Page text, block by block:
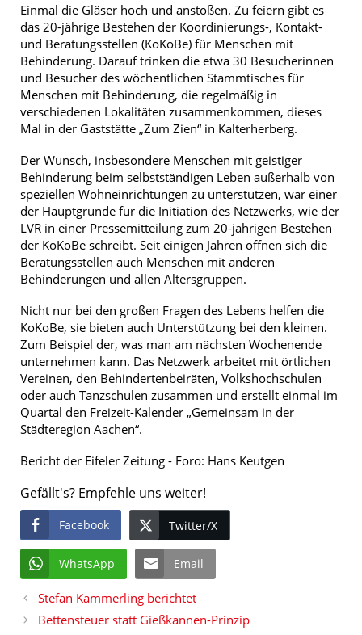
Einmal die Gläser hoch und anstoßen. Zu feiern gibt es
das 20-jährige Bestehen der Koordinierungs-, Kontakt-
und Beratungsstellen (KoKoBe) für Menschen mit
Behinderung. Darauf trinken die etwa 30 Besucherinnen
und Besucher des wöchentlichen Stammtisches für
Menschen mit Behinderung, die regelmäßig in
verschiedenen Lokalitäten zusammenkommen, dieses
Mal in der Gaststätte „Zum Zien“ in Kalterherberg.
Der Wunsch, insbesondere Menschen mit geistiger
Behinderung beim selbstständigen Leben außerhalb von
speziellen Wohneinrichtungen zu unterstützen, war einer
der Hauptgründe für die Initiation des Netzwerks, wie der
LVR in einer Pressemitteilung zum 20-jährigen Bestehen
der KoKoBe schreibt. Seit einigen Jahren öffnen sich die
Beratungsstellen auch Menschen mit anderen
Behinderungen und allen Altersgruppen.
Nicht nur bei den großen Fragen des Lebens helfen die
KoKoBe, sie bieten auch Unterstützung bei den kleinen.
Zum Beispiel der, was man am nächsten Wochenende
unternehmen kann. Das Netzwerk arbeitet mit örtlichen
Vereinen, den Behindertenbeiräten, Volkshochschulen
oder auch Tanzschulen zusammen und erstellt einmal im
Quartal den Freizeit-Kalender „Gemeinsam in der
Städteregion Aachen“.
Bericht der Eifeler Zeitung - Foro: Hans Keutgen
Gefällt's? Empfehle uns weiter!
Facebook Twitter/X
WhatsApp Email
Stefan Kämmerling berichtet
Bettensteuer statt Gießkannen-Prinzip